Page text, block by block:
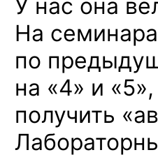
У нас она
На
по
на «4» и
получить